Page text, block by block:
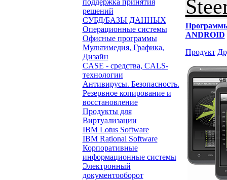
поддержка принятия
решений
СУБД/БАЗЫ ДАННЫХ
Операционные системы
Офисные программы
Мультимедия, Графика,
Дизайн
CASE - средства, CALS-
технологии
Антивирусы. Безопасность.
Резервное копирование и
восстановление
Продукты для
Виртуализации
IBM Lotus Software
IBM Rational Software
Корпоративные
информационные системы
Электронный
документооборот
ANDROID
Продукт